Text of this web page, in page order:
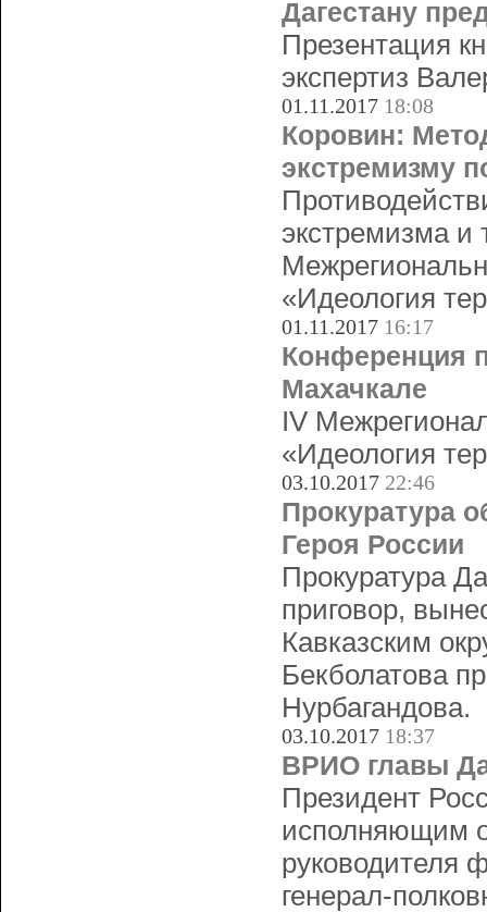
Дагестану
Презентация
экспертиз
01.11.2017 18:08
Коровин:
экстремизму
экстремизма и
«Идеология
01.11.2017 16:17
Конференция
Махачкале
IV
«Идеология
03.10.2017 22:46
Прокуратура
Героя России
Прокуратура
приговор,
Кавказским
Бекболатова
Нурбагандова.
03.10.2017 18:37
ВРИО главы
Президент
исполняющим
руководителя
генерал-